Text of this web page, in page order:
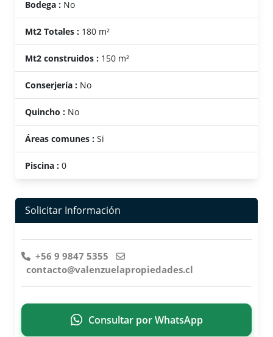
Bodega : No
Mt2 Totales : 180 m²
Mt2 construidos : 150 m²
Conserjería : No
Quincho : No
Áreas comunes : Si
Piscina : 0
Solicitar Información
+56 9 9847 5355
contacto@valenzuelapropiedades.cl
Consultar por WhatsApp